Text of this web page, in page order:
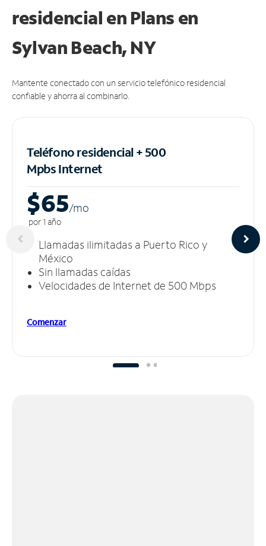
residencial en Plans en
Sylvan Beach, NY
Mantente conectado con un servicio telefónico residencial
confiable y ahorra al combinarlo.
Teléfono residencial + 500
MpbsInternet
$65/mo
por 1 año
Llamadas ilimitadas a Puerto Rico y
México
Sin llamadas caídas
Velocidades de Internet de 500 Mbps
Comenzar